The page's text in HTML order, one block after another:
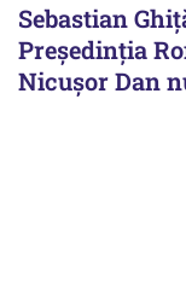
Sebastian
Președinția
Nicușor Dan